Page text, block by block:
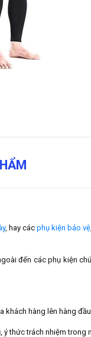
, hay các phụ kiện bảo vệ
đến các phụ kiện
khách hàng lên hàng đầu.
thức trách nhiệm